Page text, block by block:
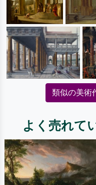
類似の美術
よく売れて